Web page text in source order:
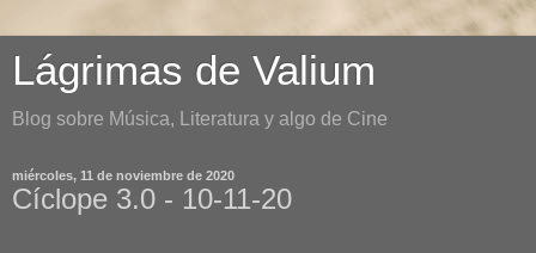
Lágrimas de Valium
Blog sobre Música, Literatura y algo de Cine
miércoles, 11 de noviembre de 2020
Cíclope 3.0 - 10-11-20